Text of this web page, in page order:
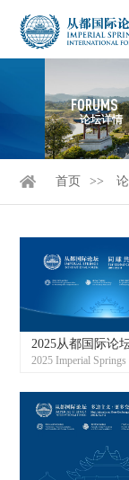
FORUMS
论坛详情
首页
2025从都国际论